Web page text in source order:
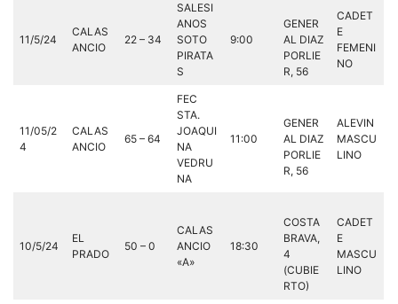
11/5/24
CALAS
ANCIO
22 – 34
SALESI
ANOS
SOTO
PIRATA
S
9:00
GENER
AL DIAZ
PORLIE
R, 56
CADET
E
FEMENI
NO
11/05/2
4
CALAS
ANCIO
65 – 64
FEC
STA.
JOAQUI
NA
VEDRU
NA
11:00
GENER
AL DIAZ
PORLIE
R, 56
ALEVIN
MASCU
LINO
10/5/24
EL
PRADO
50 – 0
CALAS
ANCIO
«A»
18:30
COSTA
BRAVA,
4
(CUBIE
RTO)
CADET
E
MASCU
LINO